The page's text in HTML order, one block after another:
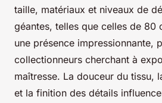
taille, matériaux et niveaux de
géantes, telles que celles de 80
une présence impressionnante,
collectionneurs cherchant à
maîtresse. La douceur du tissu,
et la finition des détails